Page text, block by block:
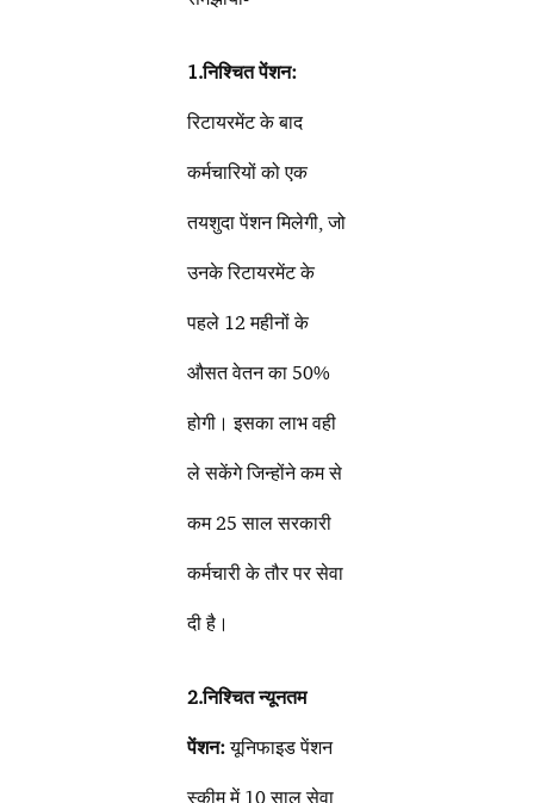
1.निश्चित पेंशन:
रिटायरमेंट के बाद
कर्मचारियों को एक
तयशुदा पेंशन मिलेगी, जो
उनके रिटायरमेंट के
पहले 12 महीनों के
औसत वेतन का 50%
होगी। इसका लाभ वही
ले सकेंगे जिन्होंने कम से
कम 25 साल सरकारी
कर्मचारी के तौर पर सेवा
दी है।
2.निश्चित न्यूनतम
पेंशन:यूनिफाइड पेंशन
स्कीम में 10 साल सेवा